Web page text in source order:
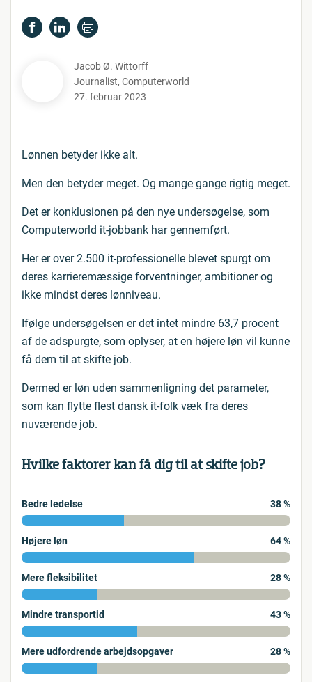
Jacob Ø. Wittorff
Journalist, Computerworld
27. februar 2023
Lønnen betyder ikke alt.
Men den betyder meget. Og mange gange rigtig meget.
Det er konklusionen på den nye undersøgelse, som
Computerworld it-jobbank har gennemført.
Her er over 2.500 it-professionelle blevet spurgt om
deres karrieremæssige forventninger, ambitioner og
ikke mindst deres lønniveau.
Ifølge undersøgelsen er det intet mindre 63,7 procent
af de adspurgte, som oplyser, at en højere løn vil kunne
få dem til at skifte job.
Dermed er løn uden sammenligning det parameter,
som kan flytte flest dansk it-folk væk fra deres
nuværende job.
Hvilke faktorer kan få dig til at skifte job?
Bedre ledelse 38 %
Højere løn 64 %
Mere fleksibilitet 28 %
Mindre transportid 43 %
Mere udfordrende arbejdsopgaver 28 %